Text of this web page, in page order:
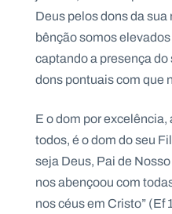
Deus pelos dons da
bênção somos
captando a presença
dons pontuais com que
E o dom por
todos, é o dom do seu
seja Deus, Pai de
nos abençoou com
nos céus em Cristo” (Ef
r